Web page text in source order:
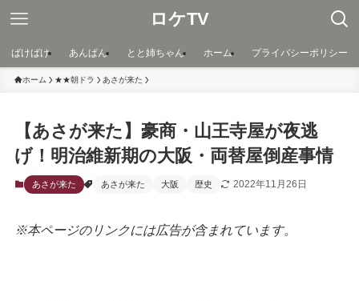
ロケTV
ばけばけ あんぱん とと姉ちゃん ホーム プライバシーポリシー
ホーム ★★朝ドラ あさが来た
【あさが来た】豪商・山王寺屋が夜逃
げ！明治維新期の大阪・両替屋倒産事情
あさが来た あさが来た 大阪 歴史 2022年11月26日
※本ページのリンクには広告が含まれています。